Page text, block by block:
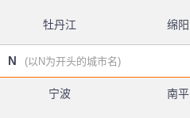
牡丹江 绵阳
N (以N为开头的城市名)
宁波 南平